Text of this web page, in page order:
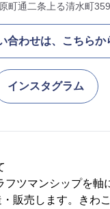
町通二条上る清水町
合わせは、こちらか
インスタグラム
フツマンシップを軸
販売します。きわ